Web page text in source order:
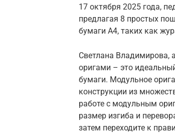
17 октября 2025 года,
предлагая 8 простых
бумаги A4, таких как
Светлана Владимирова,
оригами – это
бумаги. Модульное
конструкции из
работе с модульным
размер изгиба и
затем переходите к